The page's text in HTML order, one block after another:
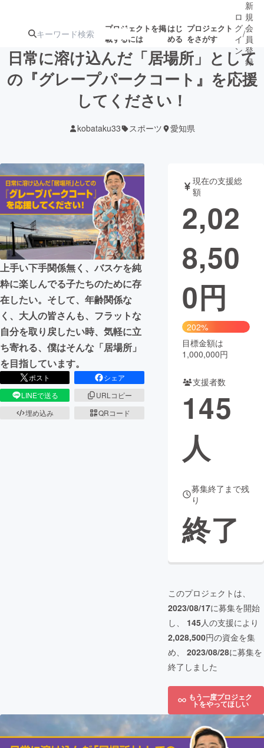
プロジェクトを掲
載するには
はじ
める
プロジェクト
をさがす
注目のリ
注目の新着プロ
ジェクト
募集終了が近いプ
テクノロジー・ガジェット
映像・映画 書籍・雑誌
ビジネス・起業 チャレンジ
まちづくり・地域活性化
CAMPFIRE for Social Good
CAMPFIRE Creation
CAMPFIREふるさと納税
コミュニティ
ロ
グ
イ
ン
/
新
規
会
員
登
録
日常に溶け込んだ「居場所」として
の『グレープパークコート』を応援
してください！
kobataku33 スポーツ 愛知県
上手い下手関係無く、バスケを純
粋に楽しんでる子たちのために存
在したい。そして、年齢関係な
く、大人の皆さんも、フラットな
自分を取り戻したい時、気軽に立
ち寄れる、僕はそんな「居場所」
を目指しています。
ポスト
シェア
LINEで送る
URLコピー
埋め込み
QRコード
現在の支援総
額
2,02
8,50
0円
202%
目標金額は
1,000,000円
支援者数
145
人
募集終了まで残
り
終了
このプロジェクトは、
2023/08/17に募集を開始
し、 145人の支援により
2,028,500円の資金を集
め、 2023/08/28に募集を
終了しました
もう一度プロジェク
トをやってほしい